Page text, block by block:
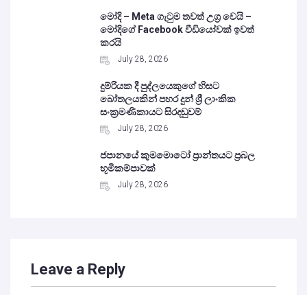
මෝදි – Meta ගැටුම තවත් උග්‍ර වෙයි –
මෝදිගේ Facebook වීඩියෝවක් ඉවත්
කරයි
July 28, 2026
දුම්රියක දී පුද්ලයෙකුගේ හිසට
බෝතලයකින් පහර දුන් ශ්‍රී ලාංකික
සංක්‍රමණිකායට සිරදඬුවම්
July 28, 2026
ජපානයේ කුමමොටෝ ප්‍රාන්තයට ප්‍රබල
භූමිකම්පාවක්
July 28, 2026
Leave a Reply